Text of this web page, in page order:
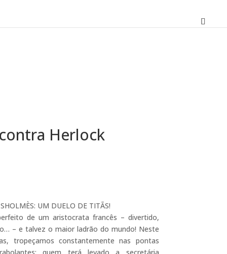
Herlock
€.
UM DUELO DE TITÃS!
de um aristocrata francês – divertido,
– e talvez o maior ladrão do mundo! Neste
tropeçamos constantemente nas pontas
quem terá levado a secretária